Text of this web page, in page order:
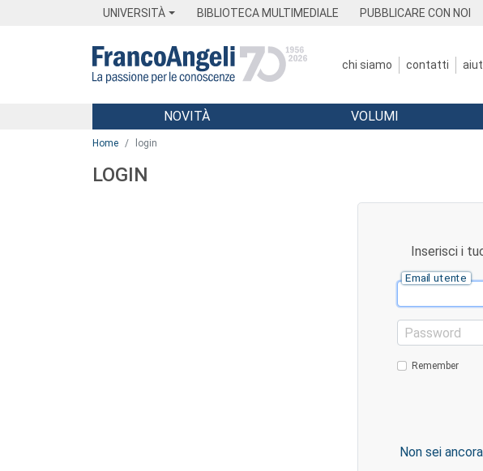
UNIVERSITÀ BIBLIOTECA MULTIMEDIALE PUBBLICARE CON NOI
chi siamo contatti
Menu
NOVITÀ VOLUMI
Home login
LOGIN
Inserisci i
Email utente
Password
Remember
Non sei